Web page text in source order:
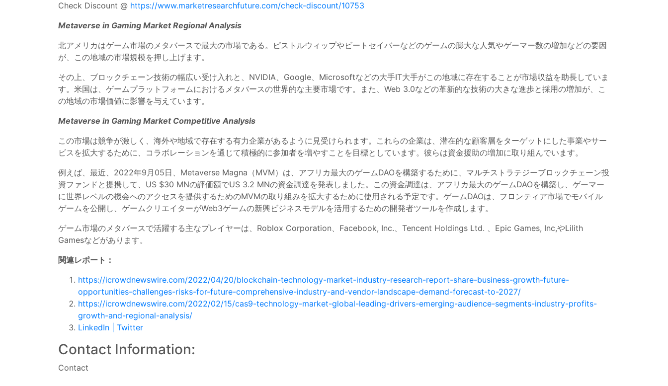
Check Discount @ https://www.marketresearchfuture.com/check-discount/10753
Metaverse in Gaming Market Regional Analysis
北アメリカはゲーム市場のメタバースで最大の市場である。ピストルウィップやビートセイバーなどのゲームの膨大な人気やゲーマー数の増加などの要因
が、この地域の市場規模を押し上げます。
その上、ブロックチェーン技術の幅広い受け入れと、NVIDIA、Google、Microsoftなどの大手IT大手がこの地域に存在することが市場収益を助長していま
す。米国は、ゲームプラットフォームにおけるメタバースの世界的な主要市場です。また、Web 3.0などの革新的な技術の大きな進歩と採用の増加が、こ
の地域の市場価値に影響を与えています。
Metaverse in Gaming Market Competitive Analysis
この市場は競争が激しく、海外や地域で存在する有力企業があるように見受けられます。これらの企業は、潜在的な顧客層をターゲットにした事業やサー
ビスを拡大するために、コラボレーションを通じて積極的に参加者を増やすことを目標としています。彼らは資金援助の増加に取り組んでいます。
例えば、最近、2022年9月05日、Metaverse Magna（MVM）は、アフリカ最大のゲームDAOを構築するために、マルチストラテジーブロックチェーン投
資ファンドと提携して、US $30 MNの評価額でUS 3.2 MNの資金調達を発表しました。この資金調達は、アフリカ最大のゲームDAOを構築し、ゲーマー
に世界レベルの機会へのアクセスを提供するためのMVMの取り組みを拡大するために使用される予定です。ゲームDAOは、フロンティア市場でモバイル
ゲームを公開し、ゲームクリエイターがWeb3ゲームの新興ビジネスモデルを活用するための開発者ツールを作成します。
ゲーム市場のメタバースで活躍する主なプレイヤーは、Roblox Corporation、Facebook, Inc.、Tencent Holdings Ltd. 、Epic Games, Inc,やLilith
Gamesなどがあります。
関連レポート：
https://icrowdnewswire.com/2022/04/20/blockchain-technology-market-industry-research-report-share-business-growth-future-
opportunities-challenges-risks-for-future-comprehensive-industry-and-vendor-landscape-demand-forecast-to-2027/
https://icrowdnewswire.com/2022/02/15/cas9-technology-market-global-leading-drivers-emerging-audience-segments-industry-profits-
growth-and-regional-analysis/
LinkedIn
Twitter
Contact Information:
Contact